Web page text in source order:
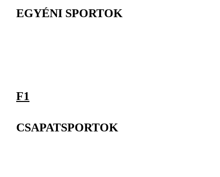
EGYÉNI SPORTOK
F1
CSAPATSPORTOK